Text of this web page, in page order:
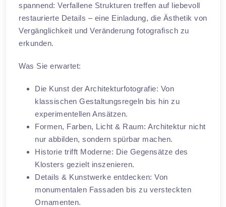
spannend: Verfallene Strukturen treffen auf liebevoll
restaurierte Details – eine Einladung, die Ästhetik von
Vergänglichkeit und Veränderung fotografisch zu
erkunden.
Was Sie erwartet:
Die Kunst der Architekturfotografie: Von
klassischen Gestaltungsregeln bis hin zu
experimentellen Ansätzen.
Formen, Farben, Licht & Raum: Architektur nicht
nur abbilden, sondern spürbar machen.
Historie trifft Moderne: Die Gegensätze des
Klosters gezielt inszenieren.
Details & Kunstwerke entdecken: Von
monumentalen Fassaden bis zu versteckten
Ornamenten.